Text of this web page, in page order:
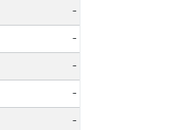
-
-
-
-
-